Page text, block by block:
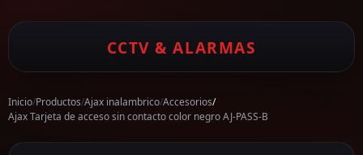
CCTV & ALARMAS
Inicio/Productos/Ajax inalambrico/Accesorios/
Ajax Tarjeta de acceso sin contacto color negro AJ-PASS-B